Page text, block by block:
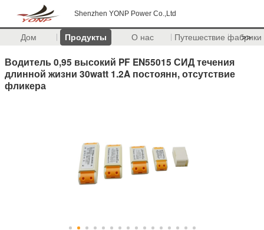
Shenzhen YONP Power Co.,Ltd
Дом Продукты О нас Путешествие фабрики
>>
Водитель 0,95 высокий PF EN55015 СИД течения
длинной жизни 30watt 1.2A постоянн, отсутствие
фликера